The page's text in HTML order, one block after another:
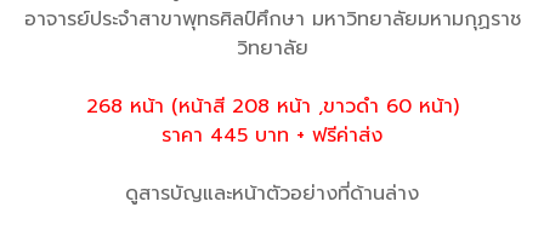
อาจารย์ประจำสาขาพุทธศิลป์ศึกษา มหาวิทยาลัยมหามกุฏราช
วิทยาลัย
268 หน้า (หน้าสี 208 หน้า ,ขาวดำ 60 หน้า)
ราคา 445 บาท + ฟรีค่าส่ง
ดูสารบัญและหน้าตัวอย่างที่ด้านล่าง